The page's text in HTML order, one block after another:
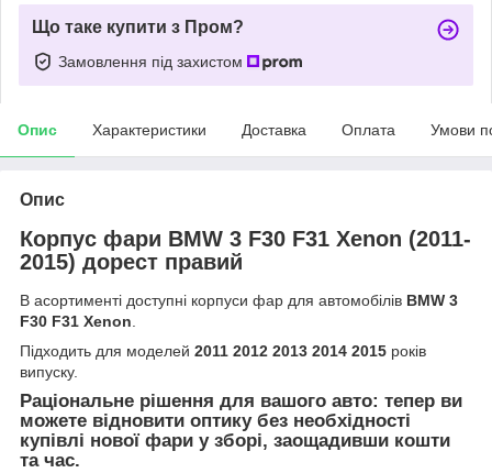
Що таке купити з Пром?
Замовлення під захистом
Опис Характеристики Доставка Оплата Умови
Опис
Корпус фари BMW 3 F30 F31 Xenon (2011-
2015) дорест правий
В асортименті доступні корпуси фар для автомобілів BMW 3
F30 F31 Xenon.
Підходить для моделей 2011 2012 2013 2014 2015 років
випуску.
Раціональне рішення для вашого авто: тепер ви
можете відновити оптику без необхідності
купівлі нової фари у зборі, заощадивши кошти
та час.